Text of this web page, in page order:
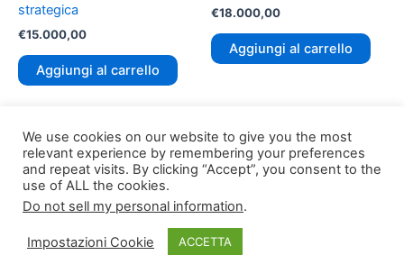
strategica
€15.000,00
Aggiungi al carrello
€18.000,00
Aggiungi al carrello
Copyright © 2026 TLDomain.org| Powered by
We use cookies on our website to give you the most
relevant experience by remembering your preferences
and repeat visits. By clicking “Accept”, you consent to the
use of ALL the cookies.
Do not sell my personal information.
Impostazioni Cookie ACCETTA